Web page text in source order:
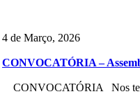
4 de Março, 2026
CONVOCATÓRIA –
CONVOCATÓRIA Nos